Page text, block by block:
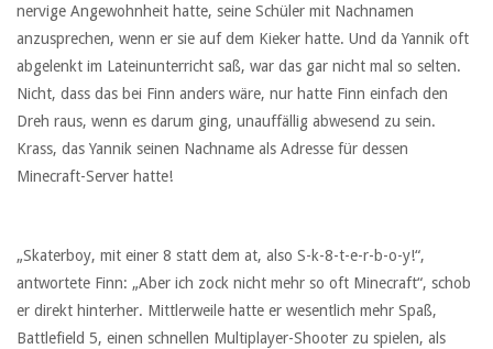
nervige Angewohnheit hatte, seine Schüler mit Nachnamen
anzusprechen, wenn er sie auf dem Kieker hatte. Und da Yannik oft
abgelenkt im Lateinunterricht saß, war das gar nicht mal so selten.
Nicht, dass das bei Finn anders wäre, nur hatte Finn einfach den
Dreh raus, wenn es darum ging, unauffällig abwesend zu sein.
Krass, das Yannik seinen Nachname als Adresse für dessen
Minecraft-Server hatte!
„Skaterboy, mit einer 8 statt dem at, also S-k-8-t-e-r-b-o-y!“,
antwortete Finn: „Aber ich zock nicht mehr so oft Minecraft“, schob
er direkt hinterher. Mittlerweile hatte er wesentlich mehr Spaß,
Battlefield 5, einen schnellen Multiplayer-Shooter zu spielen, als